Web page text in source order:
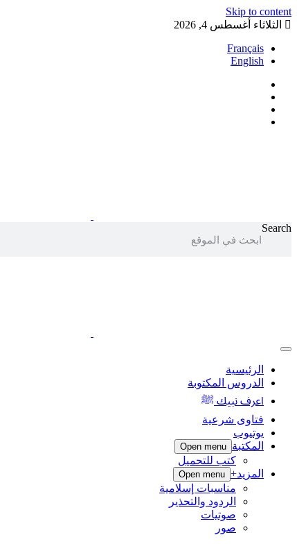
Skip to content
الثلاثاء أغسطس 4, 2026
Français
English
Search
الرئيسية
الدروس المكتوبة
اعرف نبيك ﷺ
فتاوى شرعية
يوتيوب
المكتبة Open menu
كتب للتحميل
المزيد+ Open menu
مناسبات إسلامية
الردود والتحذير
صوتيات
صور